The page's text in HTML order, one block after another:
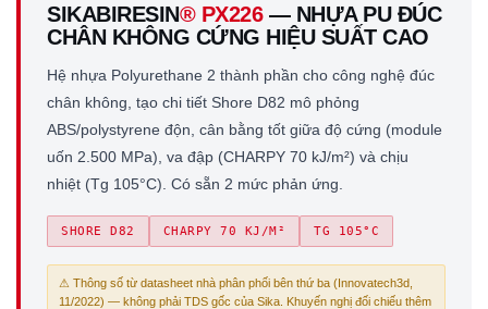
SIKABIRESIN® PX226— NHỰA PU ĐÚC
CHÂN KHÔNG CỨNG HIỆU SUẤT CAO
Hệ nhựa Polyurethane 2 thành phần cho công nghệ đúc
chân không, tạo chi tiết Shore D82 mô phỏng
ABS/polystyrene độn, cân bằng tốt giữa độ cứng (module
uốn 2.500 MPa), va đập (CHARPY 70 kJ/m²) và chịu
nhiệt (Tg 105°C). Có sẵn 2 mức phản ứng.
SHORE D82 CHARPY 70 KJ/M² TG 105°C
⚠ Thông số từ datasheet nhà phân phối bên thứ ba (Innovatech3d,
11/2022) — không phải TDS gốc của Sika. Khuyến nghị đối chiếu thêm